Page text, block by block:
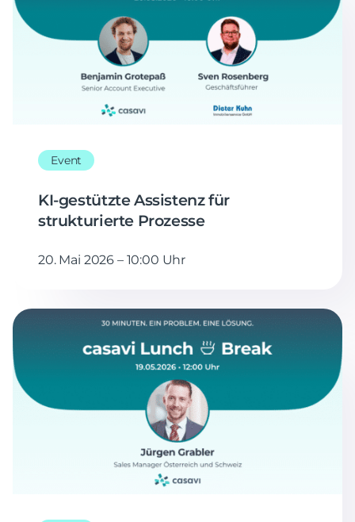
Event
KI-gestützte Assistenz für
strukturierte Prozesse
20. Mai 2026 – 10:00 Uhr